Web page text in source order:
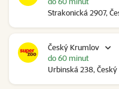
Strakonická 2907,
Český Krumlov
Urbinská 238,
do 60 minut